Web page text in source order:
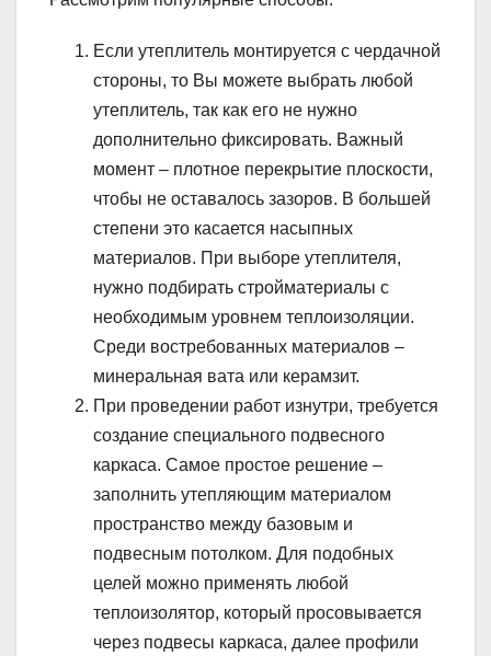
Если утеплитель монтируется с чердачной
стороны, то Вы можете выбрать любой
утеплитель, так как его не нужно
дополнительно фиксировать. Важный
момент – плотное перекрытие плоскости,
чтобы не оставалось зазоров. В большей
степени это касается насыпных
материалов. При выборе утеплителя,
нужно подбирать стройматериалы с
необходимым уровнем теплоизоляции.
Среди востребованных материалов –
минеральная вата или керамзит.
При проведении работ изнутри, требуется
создание специального подвесного
каркаса. Самое простое решение –
заполнить утепляющим материалом
пространство между базовым и
подвесным потолком. Для подобных
целей можно применять любой
теплоизолятор, который просовывается
через подвесы каркаса, далее профили